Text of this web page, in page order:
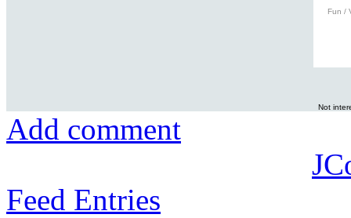
Fun /
Not
Add comment
Feed Entries